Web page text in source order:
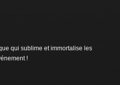
qui sublime et immortalise les
!